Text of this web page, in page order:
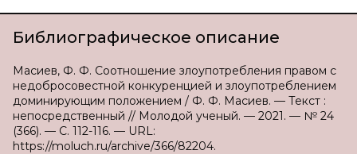
Библиографическое описание
Масиев, Ф. Ф. Соотношение злоупотребления правом с
недобросовестной конкуренцией и злоупотреблением
доминирующим положением / Ф. Ф. Масиев. — Текст :
непосредственный // Молодой ученый. — 2021. — № 24
(366). — С. 112-116. — URL:
https://moluch.ru/archive/366/82204.